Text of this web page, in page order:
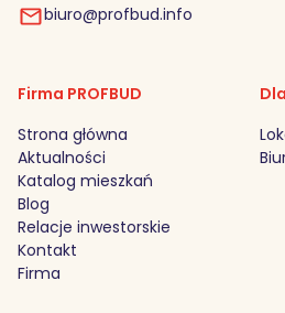
biuro@profbud.info
Firma PROFBUD
Strona główna
Aktualności
Katalog mieszkań
Blog
Relacje inwestorskie
Kontakt
Firma